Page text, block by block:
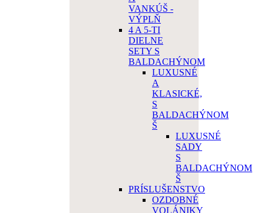
VANKÚŠ -
VÝPLŇ
4 A 5-TI
DIELNE
SETY S
BALDACHÝNOM
LUXUSNÉ
A
KLASICKÉ,
S
BALDACHÝNOM
Š
LUXUSNÉ
SADY
S
BALDACHÝNOM
Š
PRÍSLUŠENSTVO
OZDOBNÉ
VOLÁNIKY